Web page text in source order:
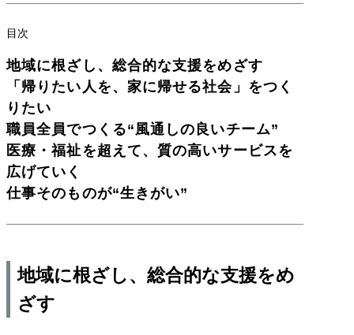
目次
地域に根ざし、総合的な支援をめざす
「帰りたい人を、家に帰せる社会」をつく
りたい
職員全員でつくる“風通しの良いチーム”
医療・福祉を超えて、質の高いサービスを
広げていく
仕事そのものが“生きがい”
地域に根ざし、総合的な支援をめ
ざす